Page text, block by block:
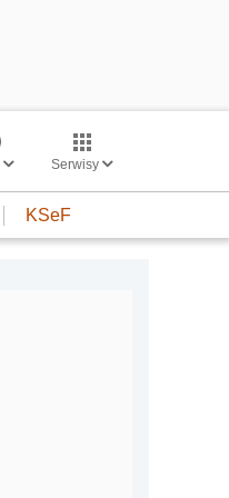
Serwisy
KSeF